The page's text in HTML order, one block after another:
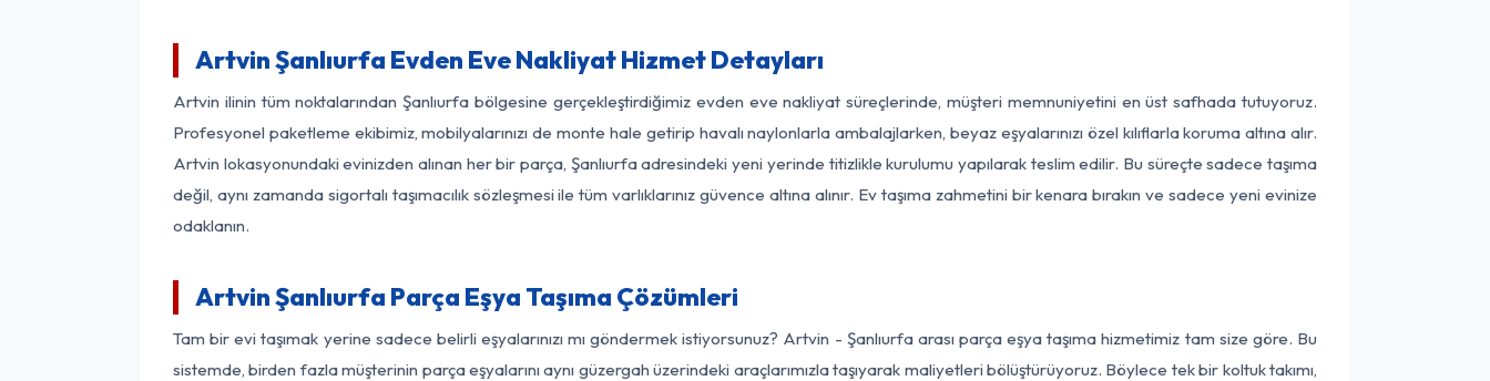
Artvin Şanlıurfa Evden Eve Nakliyat Hizmet Detayları
Artvin ilinin tüm noktalarından Şanlıurfa bölgesine gerçekleştirdiğimiz evden eve nakliyat süreçlerinde, müşteri memnuniyetini en üst safhada tutuyoruz.
Profesyonel paketleme ekibimiz, mobilyalarınızı de monte hale getirip havalı naylonlarla ambalajlarken, beyaz eşyalarınızı özel kılıflarla koruma altına alır.
Artvin lokasyonundaki evinizden alınan her bir parça, Şanlıurfa adresindeki yeni yerinde titizlikle kurulumu yapılarak teslim edilir. Bu süreçte sadece taşıma
değil, aynı zamanda sigortalı taşımacılık sözleşmesi ile tüm varlıklarınız güvence altına alınır. Ev taşıma zahmetini bir kenara bırakın ve sadece yeni evinize
odaklanın.
Artvin Şanlıurfa Parça Eşya Taşıma Çözümleri
Tam bir evi taşımak yerine sadece belirli eşyalarınızı mı göndermek istiyorsunuz? Artvin - Şanlıurfa arası parça eşya taşıma hizmetimiz tam size göre. Bu
sistemde, birden fazla müşterinin parça eşyalarını aynı güzergah üzerindeki araçlarımızla taşıyarak maliyetleri bölüştürüyoruz. Böylece tek bir koltuk takımı,